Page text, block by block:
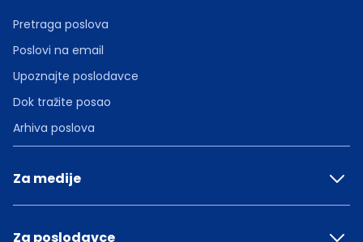
Pretraga poslova
Poslovi na email
Upoznajte poslodavce
Dok tražite posao
Arhiva poslova
Za medije
Za poslodavce